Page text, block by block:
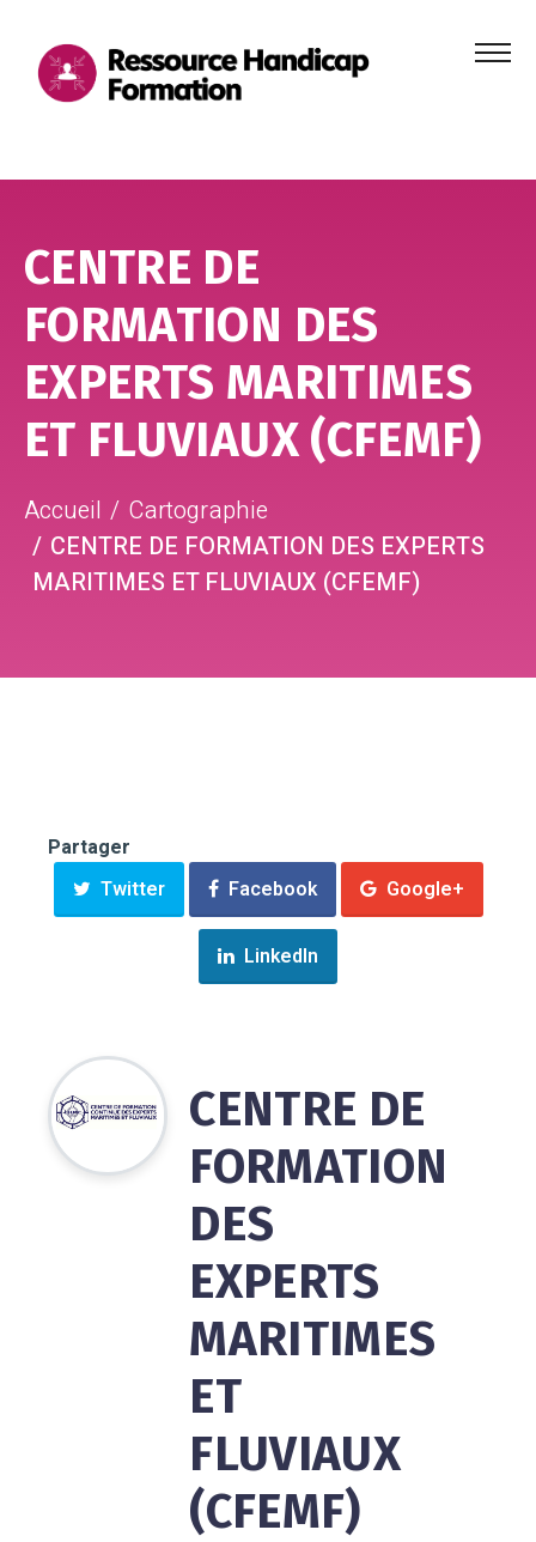
Menu
CENTRE DE
FORMATION DES
EXPERTS MARITIMES
ET FLUVIAUX (CFEMF)
Accueil
Cartographie
CENTRE DE FORMATION DES EXPERTS
MARITIMES ET FLUVIAUX (CFEMF)
Partager
Twitter
Facebook Google+
LinkedIn
CENTRE DE
FORMATION
DES
EXPERTS
MARITIMES
ET
FLUVIAUX
(CFEMF)